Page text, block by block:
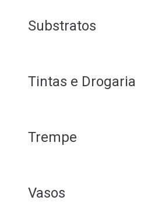
Substratos
Tintas e Drogaria
Trempe
Vasos